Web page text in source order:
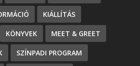
KIÁLLÍTÁS
KÖNYVEK MEET & GREET
SZÍNPADI PROGRAM